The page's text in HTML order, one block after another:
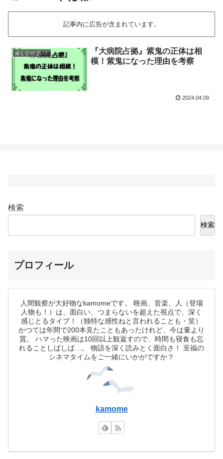
記事内に広告が含まれています。
深くてやばい！
『大病院占拠』紫鬼の正体は相
模！紫鬼になった理由を考察
2024.04.09
検索
検索
プロフィール
人間観察が大好物なkamomeです。 映画、音楽、人（登場
人物も！）は、面白い、つまらないを超えた視点で、深く
感じとるタイプ！（独特な感性ねと言われることも・笑）
かつては年間で200本見たこともあったけれど、今は量より
質。 ハマった映画は10回以上観返すので、時間も寝食も忘
れることしばしば…。 物語を深く読みとく面白さ！ 至福の
シネマタイムをご一緒にいかがですか？
kamome